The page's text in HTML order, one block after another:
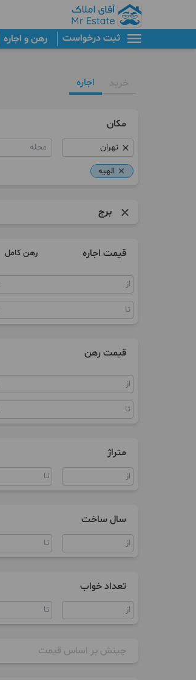
ثبت درخواست رهن و اجاره
خرید اجاره
مکان
محله
الهیه
برج
برج
پنت هاوس
کلنگی
آپارتمان اداری
سند اداری
مغازه
قیمت اجاره رهن کامل
قیمت رهن
متراژ
سال ساخت
تعداد خواب
چینش بر اساس قیمت